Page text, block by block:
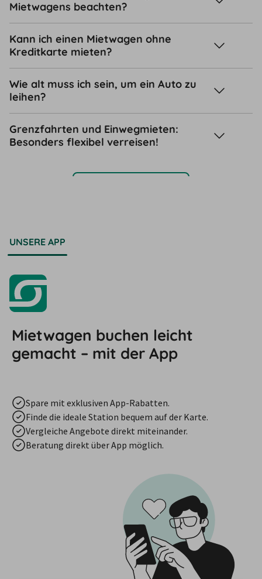
Mietwagens beachten?
Kann ich einen Mietwagen ohne
Kreditkarte mieten?
Wie alt muss ich sein, um ein Auto zu
leihen?
Grenzfahrten und Einwegmieten:
Besonders flexibel verreisen!
UNSERE APP
Mietwagen buchen leicht
gemacht – mit der App
Spare mit exklusiven App-Rabatten.
Finde die ideale Station bequem auf der Karte.
Vergleiche Angebote direkt miteinander.
Beratung direkt über App möglich.